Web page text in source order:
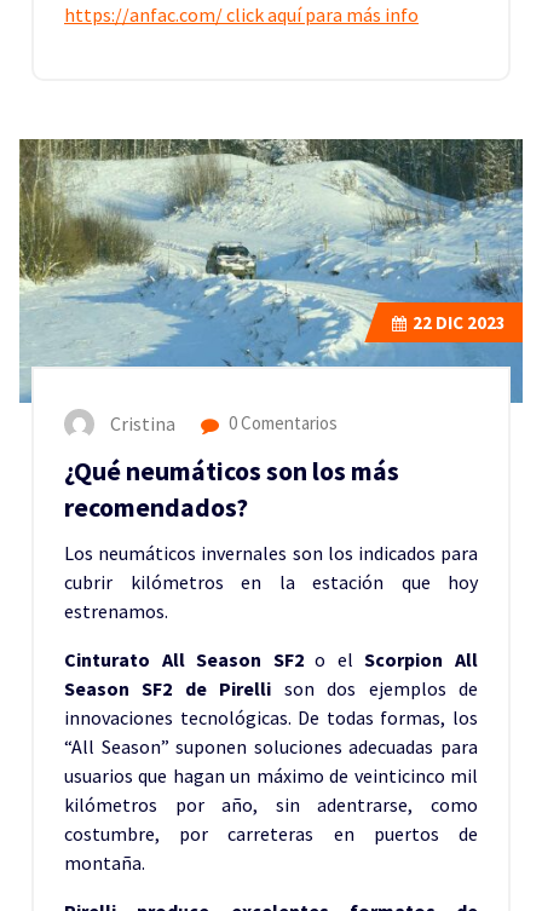
https://anfac.com/ click aquí para más info
22 DIC 2023
Cristina 0 Comentarios
¿Qué neumáticos son los más
recomendados?
Los neumáticos invernales son los indicados para
cubrir kilómetros en la estación que hoy
estrenamos.
Cinturato All Season SF2o el Scorpion All
Season SF2 de Pirelli son dos ejemplos de
innovaciones tecnológicas. De todas formas, los
“All Season” suponen soluciones adecuadas para
usuarios que hagan un máximo de veinticinco mil
kilómetros por año, sin adentrarse, como
costumbre, por carreteras en puertos de
montaña.